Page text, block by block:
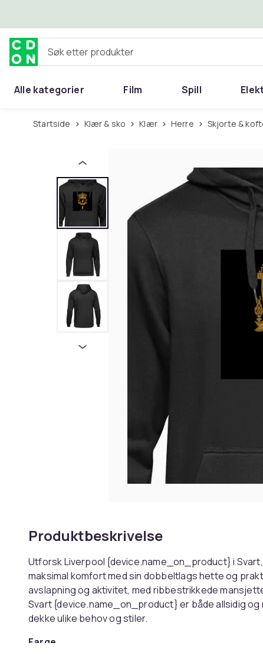
Søk etter produkter
Alle kategorier Film Spill
Startside Klær & sko Klær Herre Skjorte &
Produktbeskrivelse
Utforsk Liverpool {device.name_on_product} i
maksimal komfort med sin dobbeltlags hette og
avslapning og aktivitet, med ribbestrikkede
Svart {device.name_on_product} er både allsidig
dekke ulike behov og stiler.
Farge